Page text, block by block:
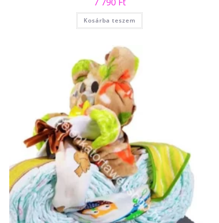
Kosárba teszem